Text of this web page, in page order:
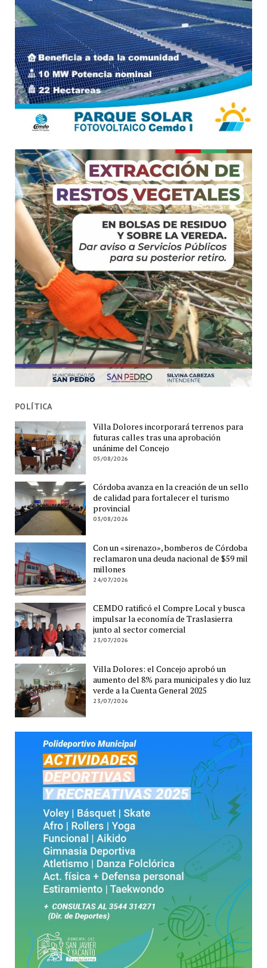
POLÍTICA
Villa Dolores incorporará terrenos para
futuras calles tras una aprobación
unánime del Concejo
05/08/2026
Córdoba avanza en la creación de un sello
de calidad para fortalecer el turismo
provincial
03/08/2026
Con un «sirenazo», bomberos de Córdoba
reclamaron una deuda nacional de $59 mil
millones
24/07/2026
CEMDO ratificó el Compre Local y busca
impulsar la economía de Traslasierra
junto al sector comercial
23/07/2026
Villa Dolores: el Concejo aprobó un
aumento del 8% para municipales y dio luz
verde a la Cuenta General 2025
23/07/2026